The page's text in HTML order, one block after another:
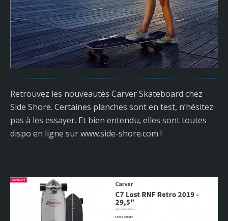
Retrouvez les nouveautés Carver Skateboard chez
Side Shore. Certaines planches sont en test, n’hésitez
pas à les essayer. Et bien entendu, elles sont toutes
dispo en ligne sur www.side-shore.com !